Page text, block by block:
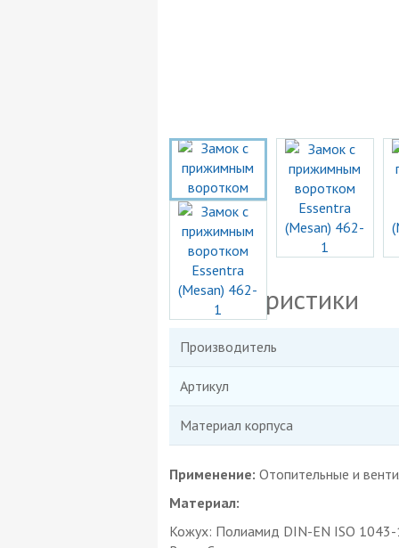
Характеристики
Производитель
Артикул
Материал корпуса
Применение: Отопительные и
Материал:
Кожух: Полиамид DIN-EN ISO